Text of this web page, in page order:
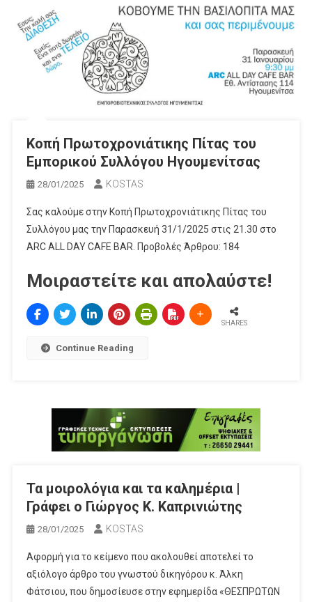
Κοπή Πρωτοχρονιάτικης Πίτας του
Εμπορικού Συλλόγου Ηγουμενίτσας
28/01/2025 KOSTAS
Σας καλούμε στην Κοπή Πρωτοχρονιάτικης Πίτας του
Συλλόγου μας την Παρασκευή 31/1/2025 στις 21.30 στο
ARC ALL DAY CAFE BAR. Προβολές Άρθρου: 184
Μοιραστείτε και απολαύστε!
SHARES
Continue Reading
Τα μοιρολόγια και τα καλημέρια |
Γράφει ο Γιώργος Κ. Καπρινιώτης
28/01/2025 KOSTAS
Αφορμή για το κείμενο που ακολουθεί αποτελεί το
αξιόλογο άρθρο του γνωστού δικηγόρου κ. Άλκη
Φάτσιου, που δημοσίευσε στην εφημερίδα «ΘΕΣΠΡΩΤΩΝ